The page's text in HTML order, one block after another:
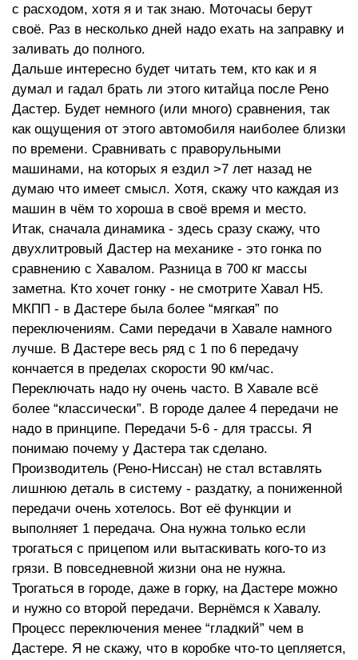
с расходом, хотя я и так знаю. Моточасы берут
своё. Раз в несколько дней надо ехать на заправку и
заливать до полного.
Дальше интересно будет читать тем, кто как и я
думал и гадал брать ли этого китайца после Рено
Дастер. Будет немного (или много) сравнения, так
как ощущения от этого автомобиля наиболее близки
по времени. Сравнивать с праворульными
машинами, на которых я ездил >7 лет назад не
думаю что имеет смысл. Хотя, скажу что каждая из
машин в чём то хороша в своё время и место.
Итак, сначала динамика - здесь сразу скажу, что
двухлитровый Дастер на механике - это гонка по
сравнению с Хавалом. Разница в 700 кг массы
заметна. Кто хочет гонку - не смотрите Хавал H5.
МКПП - в Дастере была более “мягкая” по
переключениям. Сами передачи в Хавале намного
лучше. В Дастере весь ряд с 1 по 6 передачу
кончается в пределах скорости 90 км/час.
Переключать надо ну очень часто. В Хавале всё
более “классически”. В городе далее 4 передачи не
надо в принципе. Передачи 5-6 - для трассы. Я
понимаю почему у Дастера так сделано.
Производитель (Рено-Ниссан) не стал вставлять
лишнюю деталь в систему - раздатку, а пониженной
передачи очень хотелось. Вот её функции и
выполняет 1 передача. Она нужна только если
трогаться с прицепом или вытаскивать кого-то из
грязи. В повседневной жизни она не нужна.
Трогаться в городе, даже в горку, на Дастере можно
и нужно со второй передачи. Вернёмся к Хавалу.
Процесс переключения менее “гладкий” чем в
Дастере. Я не скажу, что в коробке что-то цепляется,